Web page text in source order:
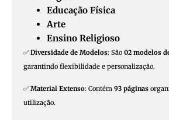
Educação Física
Arte
Ensino Religioso
✅ Diversidade de Modelos: São 02 modelos
garantindo flexibilidade e personalização.
✅ Material Extenso: Contém 93 páginas
utilização.